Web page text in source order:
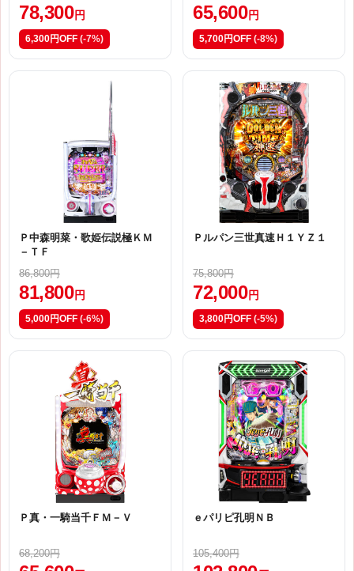
78,300円
6,300円OFF (-7%)
65,600円
5,700円OFF (-8%)
Ｐ中森明菜・歌姫伝説極ＫＭ
－ＴＦ
86,800円
81,800 円
5,000円OFF (-6%)
Ｐルパン三世真速Ｈ１ＹＺ１
75,800円
72,000 円
3,800円OFF (-5%)
Ｐ真・一騎当千ＦＭ－Ｖ
68,200円
ｅパリピ孔明ＮＢ
105,400円